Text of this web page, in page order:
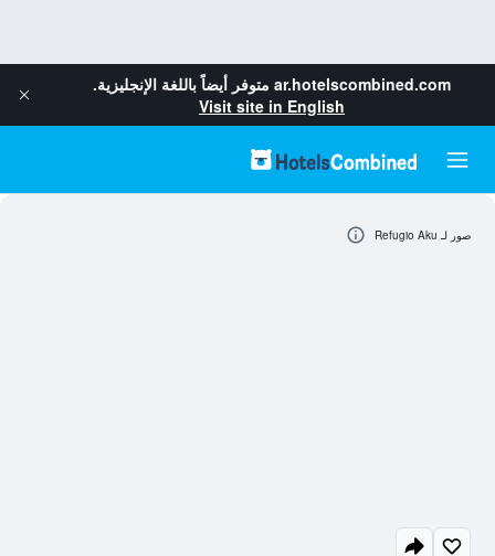
ar.hotelscombined.com متوفر أيضاً باللغة الإنجليزية.
Visit site in English
صور لـ Refugio Aku